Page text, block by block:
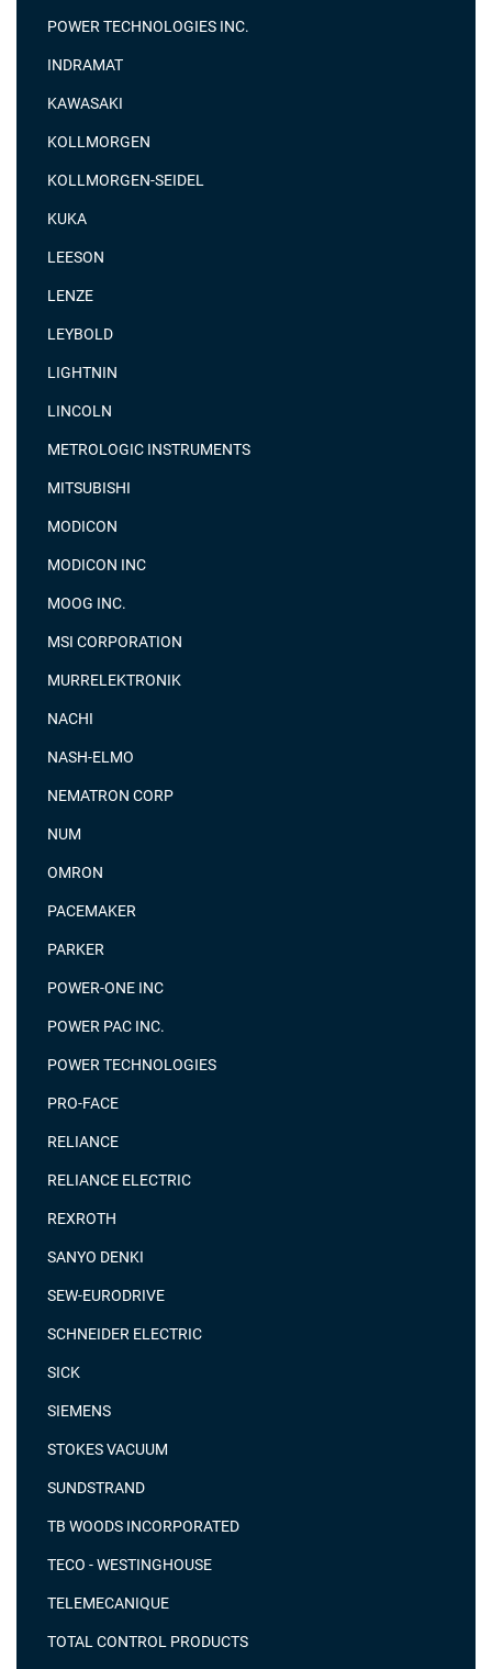
POWER TECHNOLOGIES INC.
INDRAMAT
KAWASAKI
KOLLMORGEN
KOLLMORGEN-SEIDEL
KUKA
LEESON
LENZE
LEYBOLD
LIGHTNIN
LINCOLN
METROLOGIC INSTRUMENTS
MITSUBISHI
MODICON
MODICON INC
MOOG INC.
MSI CORPORATION
MURRELEKTRONIK
NACHI
NASH-ELMO
NEMATRON CORP
NUM
OMRON
PACEMAKER
PARKER
POWER-ONE INC
POWER PAC INC.
POWER TECHNOLOGIES
PRO-FACE
RELIANCE
RELIANCE ELECTRIC
REXROTH
SANYO DENKI
SEW-EURODRIVE
SCHNEIDER ELECTRIC
SICK
SIEMENS
STOKES VACUUM
SUNDSTRAND
TB WOODS INCORPORATED
TECO - WESTINGHOUSE
TELEMECANIQUE
TOTAL CONTROL PRODUCTS